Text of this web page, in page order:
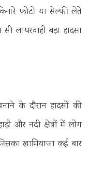
फोटो या सेल्फी लेते
लापरवाही बड़ा हादसा
के दौरान हादसों की
और नदी क्षेत्रों में लोग
खामियाजा कई बार